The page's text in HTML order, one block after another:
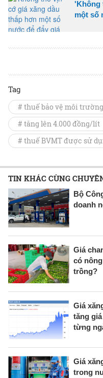
'Không
một số
Tag
# thuế bảo vệ môi trường
# tăng lên 4.000 đồng/lít
# thuế BVMT được sử
TIN KHÁC CÙNG
Bộ
doanh
Giá
có
trồng?
Giá
tăng
từng
Giá
trong